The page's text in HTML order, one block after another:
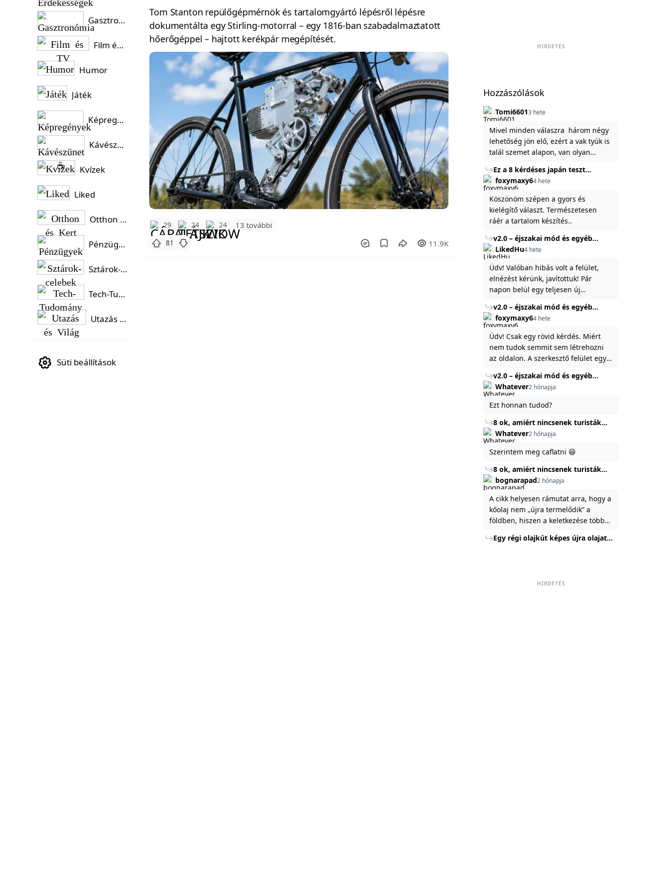
Tom Stanton repülőgépmérnök és tartalomgyártó lépésről lépésre
dokumentálta egy Stirling-motorral – egy 1816-ban szabadalmaztatott
hőerőgéppel – hajtott kerékpár megépítését.
29 24 24 13 további
81 11.9K
HIRDETÉS
Hozzászólások
Tomi66013 hete
Mivel minden válaszra három négy
lehetőség jön elő, ezért a vak tyúk is
talál szemet alapon, van olyan
Ez a 8 kérdéses japán teszt
hibátlanul feltárja az igazságot
rólad
foxymaxy64 hete
Köszönöm szépen a gyors és
kielégítő választ. Természetesen
ráér a tartalom készítés..
v2.0 – éjszakai mód és egyéb
fejlesztések
LikedHu4 hete
Üdv! Valóban hibás volt a felület,
elnézést kérünk, javítottuk! Pár
napon belül egy teljesen új
weboldal legújabb, 3.0-ás verzióját,
és vélhetően ez zavart be kicsit.Egy
baráti megjegyzés: ha nem fontos
és tud várni néhány napot a
tartalom, amit készíteni
szeretnél, inkább várj néhány napot,
mert ég és föld lesz a különbség a
jelenlegi rendszer és az új között -
legfőképpen egyébként épp
tartalomkészítési szempontból! :)
v2.0 – éjszakai mód és egyéb
fejlesztések
foxymaxy64 hete
Üdv! Csak egy rövid kérdés. Miért
nem tudok semmit sem létrehozni
az oldalon. A szerkesztő felület egy
Köszönöm ha válaszoltok.
v2.0 – éjszakai mód és egyéb
fejlesztések
Whatever2 hónapja
Ezt honnan tudod?
8 ok, amiért nincsenek turisták
Törökország Fekete-tenger felőli
partján
Whatever2 hónapja
Szerintem meg caflatni 😆
8 ok, amiért nincsenek turisták
Törökország Fekete-tenger felőli
partján
bognarapad2 hónapja
A cikk helyesen rámutat arra, hogy a
kőolaj nem „újra termelődik” a
földben, hiszen a keletkezése több
Energiaügyi Minisztériuma szerint a
nyomáskülönbség kiegyenlítődik,
Egy régi olajkút képes újra olajat
HIRDETÉS
Gasztronómia
Film és TV
Humor
Játék
Képregények
Kávészünet ☕
Kvízek
Liked
Otthon és Kert
Pénzügyek
Sztárok-celebek
Tech-Tudomány
Utazás és Világ
Süti beállítások